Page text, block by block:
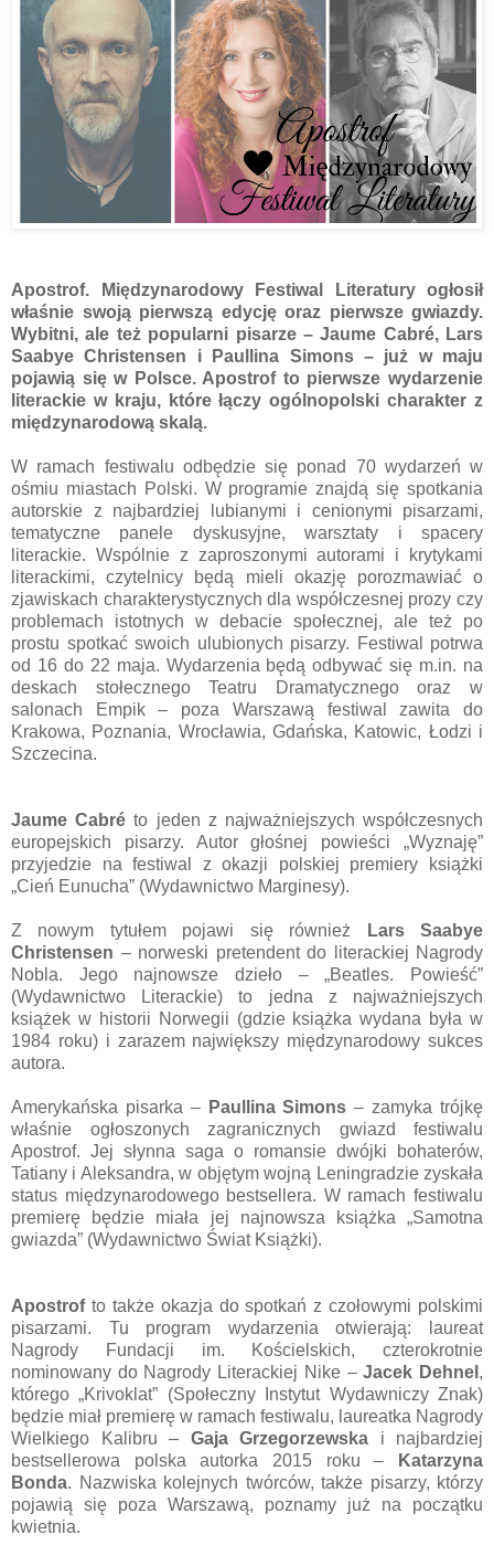
Apostrof. Międzynarodowy Festiwal Literatury ogłosił
właśnie swoją pierwszą edycję oraz pierwsze gwiazdy.
Wybitni, ale też popularni pisarze – Jaume Cabré, Lars
Saabye Christensen i Paullina Simons – już w maju
pojawią się w Polsce. Apostrof to pierwsze wydarzenie
literackie w kraju, które łączy ogólnopolski charakter z
międzynarodową skalą.
W ramach festiwalu odbędzie się ponad 70 wydarzeń w
ośmiu miastach Polski. W programie znajdą się spotkania
autorskie z najbardziej lubianymi i cenionymi pisarzami,
tematyczne panele dyskusyjne, warsztaty i spacery
literackie. Wspólnie z zaproszonymi autorami i krytykami
literackimi, czytelnicy będą mieli okazję porozmawiać o
zjawiskach charakterystycznych dla współczesnej prozy czy
problemach istotnych w debacie społecznej, ale też po
prostu spotkać swoich ulubionych pisarzy. Festiwal potrwa
od 16 do 22 maja. Wydarzenia będą odbywać się m.in. na
deskach stołecznego Teatru Dramatycznego oraz w
salonach Empik – poza Warszawą festiwal zawita do
Krakowa, Poznania, Wrocławia, Gdańska, Katowic, Łodzi i
Szczecina.
Jaume Cabré to jeden z najważniejszych współczesnych
europejskich pisarzy. Autor głośnej powieści „Wyznaję”
przyjedzie na festiwal z okazji polskiej premiery książki
„Cień Eunucha” (Wydawnictwo Marginesy).
Z nowym tytułem pojawi się również
Lars Saabye
Christensen – norweski pretendent do literackiej Nagrody
Nobla. Jego najnowsze dzieło – „Beatles. Powieść”
(Wydawnictwo Literackie) to jedna z najważniejszych
książek w historii Norwegii (gdzie książka wydana była w
1984 roku) i zarazem największy międzynarodowy sukces
autora.
Amerykańska pisarka –Paullina Simons– zamyka trójkę
właśnie ogłoszonych zagranicznych gwiazd festiwalu
Apostrof. Jej słynna saga o romansie dwójki bohaterów,
Tatiany i Aleksandra, w objętym wojną Leningradzie zyskała
status międzynarodowego bestsellera. W ramach festiwalu
premierę będzie miała jej najnowsza książka „Samotna
gwiazda” (Wydawnictwo Świat Książki).
Apostrof to także okazja do spotkań z czołowymi polskimi
pisarzami. Tu program wydarzenia otwierają: laureat
Nagrody Fundacji im. Kościelskich, czterokrotnie
nominowany do Nagrody Literackiej Nike –Jacek Dehnel ,
którego „Krivoklat” (Społeczny Instytut Wydawniczy Znak)
będzie miał premierę w ramach festiwalu, laureatka Nagrody
Wielkiego Kalibru – Gaja Grzegorzewska i najbardziej
bestsellerowa polska autorka 2015 roku –
Katarzyna
Bonda. Nazwiska kolejnych twórców, także pisarzy, którzy
pojawią się poza Warszawą, poznamy już na początku
kwietnia.